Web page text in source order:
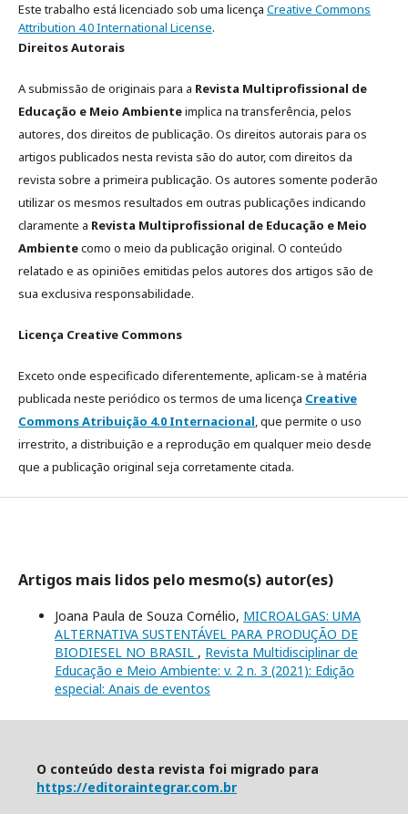
Este trabalho está licenciado sob uma licença Creative Commons
Attribution 4.0 International License.
Direitos Autorais
A submissão de originais para a Revista Multiprofissional de
Educação e Meio Ambienteimplica na transferência, pelos
autores, dos direitos de publicação. Os direitos autorais para os
artigos publicados nesta revista são do autor, com direitos da
revista sobre a primeira publicação. Os autores somente poderão
utilizar os mesmos resultados em outras publicações indicando
claramente a Revista Multiprofissional de Educação e Meio
Ambientecomo o meio da publicação original. O conteúdo
relatado e as opiniões emitidas pelos autores dos artigos são de
sua exclusiva responsabilidade.
Licença Creative Commons
Exceto onde especificado diferentemente, aplicam-se à matéria
publicada neste periódico os termos de uma licença Creative
Commons Atribuição 4.0 Internacional, que permite o uso
irrestrito, a distribuição e a reprodução em qualquer meio desde
que a publicação original seja corretamente citada.
Artigos mais lidos pelo mesmo(s) autor(es)
Joana Paula de Souza Cornélio, MICROALGAS: UMA
ALTERNATIVA SUSTENTÁVEL PARA PRODUÇÃO DE
BIODIESEL NO BRASIL , Revista Multidisciplinar de
Educação e Meio Ambiente: v. 2 n. 3 (2021): Edição
especial: Anais de eventos
O conteúdo desta revista foi migrado para
https://editoraintegrar.com.br